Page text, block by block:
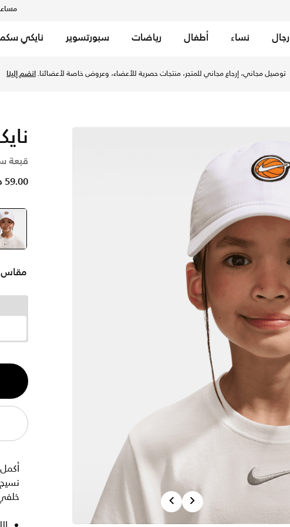
رجال نساء أطفال رياضات سبورتسوير نايكي
توصيل مجاني، إرجاع مجاني للمتجر، منتجات حصرية للأعضاء، وعروض خاصة لأعضائنا.انضم إلينا
PreviousNext
قبعة
59.00 درهم
مقاس
الكمية
1